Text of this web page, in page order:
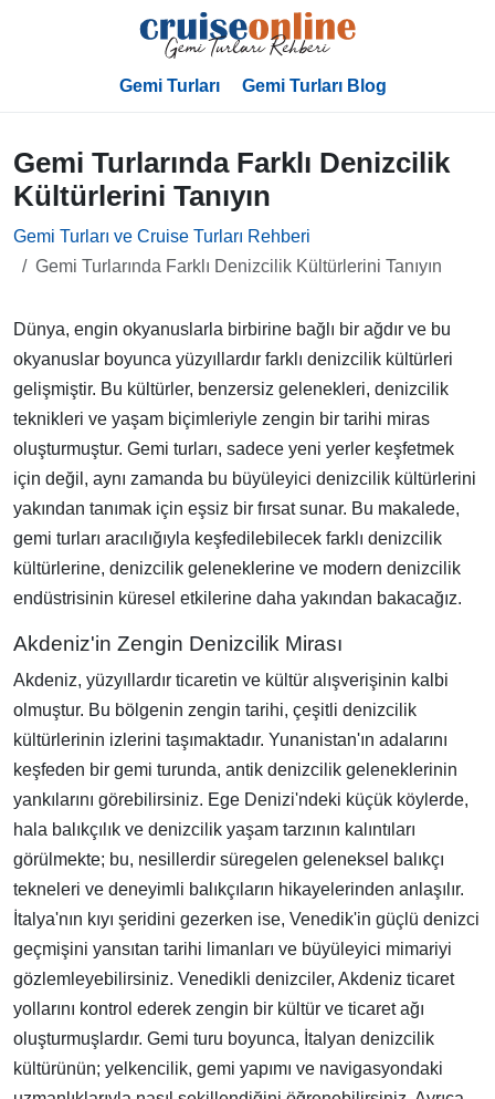
Gemi Turları Gemi Turları Blog
Gemi Turlarında Farklı Denizcilik
Kültürlerini Tanıyın
Gemi Turları ve Cruise Turları Rehberi
Gemi Turlarında Farklı Denizcilik Kültürlerini Tanıyın
Dünya, engin okyanuslarla birbirine bağlı bir ağdır ve bu
okyanuslar boyunca yüzyıllardır farklı denizcilik kültürleri
gelişmiştir. Bu kültürler, benzersiz gelenekleri, denizcilik
teknikleri ve yaşam biçimleriyle zengin bir tarihi miras
oluşturmuştur. Gemi turları, sadece yeni yerler keşfetmek
için değil, aynı zamanda bu büyüleyici denizcilik kültürlerini
yakından tanımak için eşsiz bir fırsat sunar. Bu makalede,
gemi turları aracılığıyla keşfedilebilecek farklı denizcilik
kültürlerine, denizcilik geleneklerine ve modern denizcilik
endüstrisinin küresel etkilerine daha yakından bakacağız.
Akdeniz'in Zengin Denizcilik Mirası
Akdeniz, yüzyıllardır ticaretin ve kültür alışverişinin kalbi
olmuştur. Bu bölgenin zengin tarihi, çeşitli denizcilik
kültürlerinin izlerini taşımaktadır. Yunanistan'ın adalarını
keşfeden bir gemi turunda, antik denizcilik geleneklerinin
yankılarını görebilirsiniz. Ege Denizi'ndeki küçük köylerde,
hala balıkçılık ve denizcilik yaşam tarzının kalıntıları
görülmekte; bu, nesillerdir süregelen geleneksel balıkçı
tekneleri ve deneyimli balıkçıların hikayelerinden anlaşılır.
İtalya'nın kıyı şeridini gezerken ise, Venedik'in güçlü denizci
geçmişini yansıtan tarihi limanları ve büyüleyici mimariyi
gözlemleyebilirsiniz. Venedikli denizciler, Akdeniz ticaret
yollarını kontrol ederek zengin bir kültür ve ticaret ağı
oluşturmuşlardır. Gemi turu boyunca, İtalyan denizcilik
kültürünün; yelkencilik, gemi yapımı ve navigasyondaki